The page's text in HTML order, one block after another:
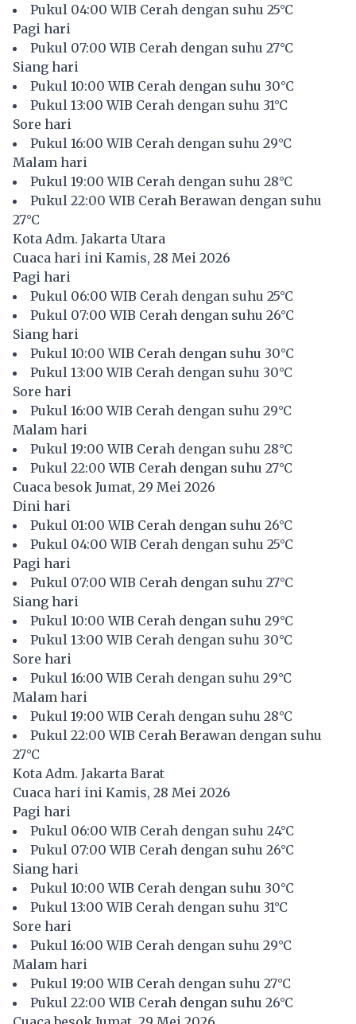
Pukul 04:00 WIB Cerah dengan suhu 25°C
Pagi hari
Pukul 07:00 WIB Cerah dengan suhu 27°C
Siang hari
Pukul 10:00 WIB Cerah dengan suhu 30°C
Pukul 13:00 WIB Cerah dengan suhu 31°C
Sore hari
Pukul 16:00 WIB Cerah dengan suhu 29°C
Malam hari
Pukul 19:00 WIB Cerah dengan suhu 28°C
Pukul 22:00 WIB Cerah Berawan dengan suhu
27°C
Kota Adm. Jakarta Utara
Cuaca hari ini Kamis, 28 Mei 2026
Pagi hari
Pukul 06:00 WIB Cerah dengan suhu 25°C
Pukul 07:00 WIB Cerah dengan suhu 26°C
Siang hari
Pukul 10:00 WIB Cerah dengan suhu 30°C
Pukul 13:00 WIB Cerah dengan suhu 30°C
Sore hari
Pukul 16:00 WIB Cerah dengan suhu 29°C
Malam hari
Pukul 19:00 WIB Cerah dengan suhu 28°C
Pukul 22:00 WIB Cerah dengan suhu 27°C
Cuaca besok Jumat, 29 Mei 2026
Dini hari
Pukul 01:00 WIB Cerah dengan suhu 26°C
Pukul 04:00 WIB Cerah dengan suhu 25°C
Pagi hari
Pukul 07:00 WIB Cerah dengan suhu 27°C
Siang hari
Pukul 10:00 WIB Cerah dengan suhu 29°C
Pukul 13:00 WIB Cerah dengan suhu 30°C
Sore hari
Pukul 16:00 WIB Cerah dengan suhu 29°C
Malam hari
Pukul 19:00 WIB Cerah dengan suhu 28°C
Pukul 22:00 WIB Cerah Berawan dengan suhu
27°C
Kota Adm. Jakarta Barat
Cuaca hari ini Kamis, 28 Mei 2026
Pagi hari
Pukul 06:00 WIB Cerah dengan suhu 24°C
Pukul 07:00 WIB Cerah dengan suhu 26°C
Siang hari
Pukul 10:00 WIB Cerah dengan suhu 30°C
Pukul 13:00 WIB Cerah dengan suhu 31°C
Sore hari
Pukul 16:00 WIB Cerah dengan suhu 29°C
Malam hari
Pukul 19:00 WIB Cerah dengan suhu 27°C
Pukul 22:00 WIB Cerah dengan suhu 26°C